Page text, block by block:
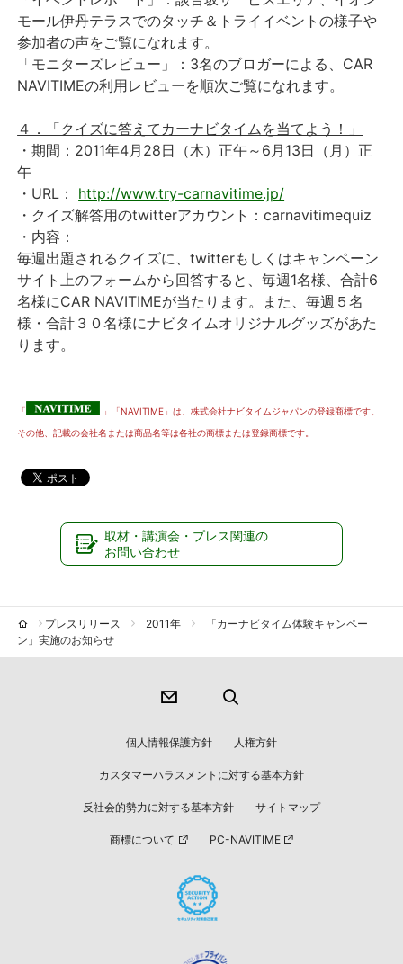
モール伊丹テラスでのタッチ＆トライイベントの様子や
参加者の声をご覧になれます。
「モニターズレビュー」：3名のブロガーによる、CAR
NAVITIMEの利用レビューを順次ご覧になれます。
４．「クイズに答えてカーナビタイムを当てよう！」
・期間：2011年4月28日（木）正午～6月13日（月）正
午
・URL： http://www.try-carnavitime.jp/
・クイズ解答用のtwitterアカウント：carnavitimequiz
・内容：
毎週出題されるクイズに、twitterもしくはキャンペーン
サイト上のフォームから回答すると、毎週1名様、合計6
名様にCAR NAVITIMEが当たります。また、毎週５名
様・合計３０名様にナビタイムオリジナルグッズがあた
ります。
「
」「NAVITIME」は、株式会社ナビタイムジャパンの登録商標です。
その他、記載の会社名または商品名等は各社の商標または登録商標です。
取材・講演会・プレス関連の
お問い合わせ
プレスリリース 2011年
「カーナビタイム体験キャンペー
ン」実施のお知らせ
個人情報保護方針 人権方針
カスタマーハラスメントに対する基本方針
反社会的勢力に対する基本方針 サイトマップ
商標について PC-NAVITIME